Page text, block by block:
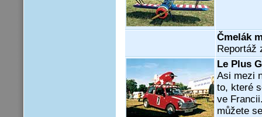
Čmelák
Reportáž
Le Plus
Asi mezi
to, které
ve
můžete